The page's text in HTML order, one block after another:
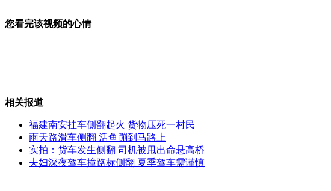
实拍:“俯卧撑”巴士街头"炫酷"
您看完该视频的心情
相关报道
福建南安挂车侧翻起火 货物压死一村民
雨天路滑车侧翻 活鱼蹦到马路上
实拍：货车发生侧翻 司机被甩出命悬高桥
夫妇深夜驾车撞路标侧翻 夏季驾车需谨慎